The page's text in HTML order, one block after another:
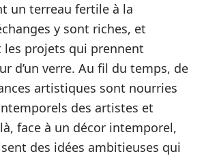
un terreau fertile à la
y sont riches, et
projets qui prennent
d’un verre. Au fil du temps, de
artistiques sont nourries
des artistes et
là, face à un décor intemporel,
des idées ambitieuses qui